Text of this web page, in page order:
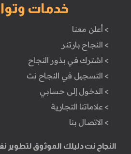
خدمات
> أعلن معنا
> النجاح بارتنر
> اشترك في بذور النجاح
> التسجيل في النجاح نت
> الدخول إلى حسابي
> علاماتنا التجارية
> الاتصال بنا
النجاح نت دليلك الموثوق لتطوير